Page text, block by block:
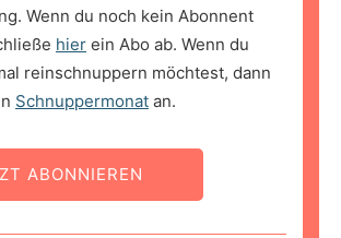
Wenn du noch kein Abonnent
hier ein Abo ab. Wenn du
reinschnuppern möchtest, dann
Schnuppermonat an.
ABONNIEREN